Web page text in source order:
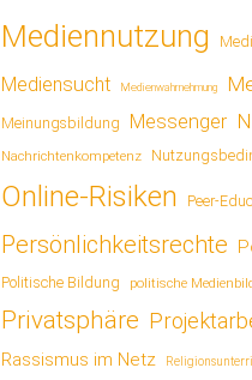
Mediennutzung
Mediensucht Medienwahrnehmung
Meinungsbildung Messenger
Nachrichtenkompetenz
Online-Risiken Peer-
Persönlichkeitsrechte
Politische Bildung politische
Privatsphäre
Rassismus im Netz